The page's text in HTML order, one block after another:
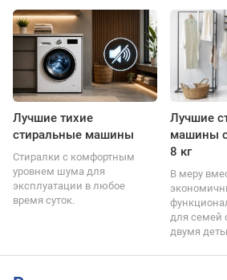
Лучшие тихие
стиральные машины
Стиралки с комфортным
уровнем шума для
эксплуатации в любое
время суток.
Лучшие
машины с
8 кг
В меру
для семей
двумя